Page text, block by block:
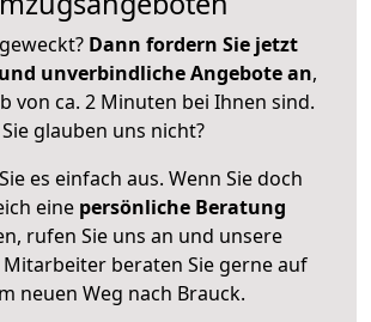
Dann fordern Sie jetzt
unverbindliche Angebote an,
von ca. 2 Minuten bei Ihnen sind.
Sie glauben uns nicht?
es einfach aus. Wenn Sie doch
eine persönliche Beratung
rufen Sie uns an und unsere
beraten Sie gerne auf
neuen Weg nach Brauck.